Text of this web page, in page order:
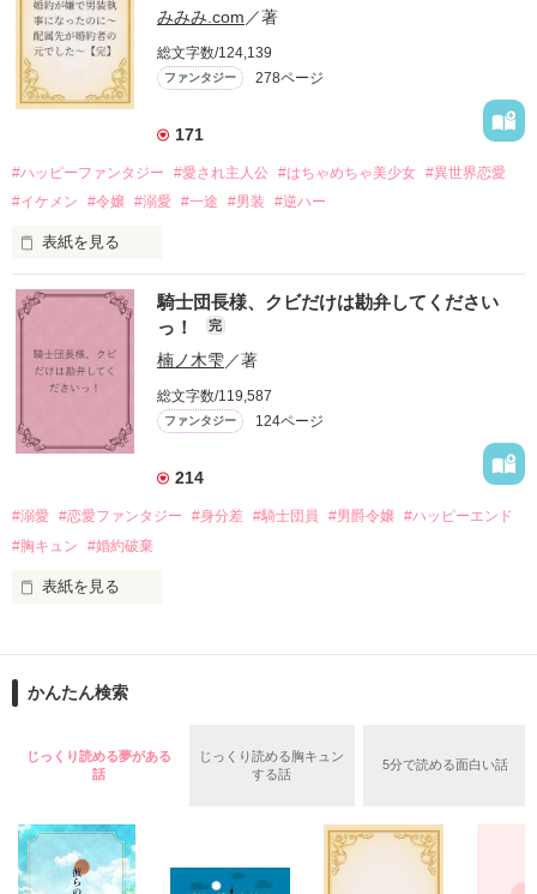
た。
娼館（たぶん）の店主は札束でビンタしてくる謎の男。
金と引き換えに雇われたと思いきや……契約結婚だった！？
裏社会を牛耳るロベールは仮面をつけており、謎が多いが幸せ
な結婚生活を満喫中。
そこでロベールを慕うアリスに一方的に敵視され、嫌がらせを
勘違いから始まる初夜騒動に危険ばかりの血まみれ新婚生活。
「──はい、喜んで！」
出会いは最悪、結婚生活は最高……？
愛を知らない公爵と天然怪力令嬢の溺愛バイオレンスラブコメ
ディです。
＊この世界のお金はお札にさせてください。
＊なろう、カクヨム、アルファポリス掲載中
作品を読む
みみみ.com ／著
総文字数/124,139
ファンタジー 278ページ
171
#ハッピーファンタジー #愛され主人公 #はちゃめちゃ美少女 #異世界恋愛
#イケメン
#令嬢 #溺愛 #一途 #男装 #逆ハー
表紙を見る
＼異世界ラブコメ×ハッピーファンタジー／
「いやっほぉぉおお〜い！！！！」
バンジーした侯爵令嬢の先にいたのは
甘いマスクの公爵様の頭上でした
「…は？」
リリィ・ロゼッタ侯爵令嬢
透き通るほど白い肌と華奢の手足
ギル・レイヴン公爵
騎士団長様、クビだけは勘弁してください
っ！
完
楠ノ木雫／著
総文字数/119,587
ファンタジー 124ページ
214
#溺愛 #恋愛ファンタジー #身分差 #騎士団員 #男爵令嬢 #ハッピーエンド
#胸キュン
#婚約破棄
表紙を見る
目が覚めたら、自分の隣に知らない男が眠っていた。
朝の鍛錬が迫っていて置いていったが……
鍛錬後の業務中に遭遇、彼はあの近衛騎士団長だと判明した。
「そうだな……黙ってはおいてやろう。だが、何でもするとい
う言葉は言わないほうがいい」
かんたん検索
じっくり読める夢がある
話
じっくり読める胸キュン
する話
5分で読める面白い話